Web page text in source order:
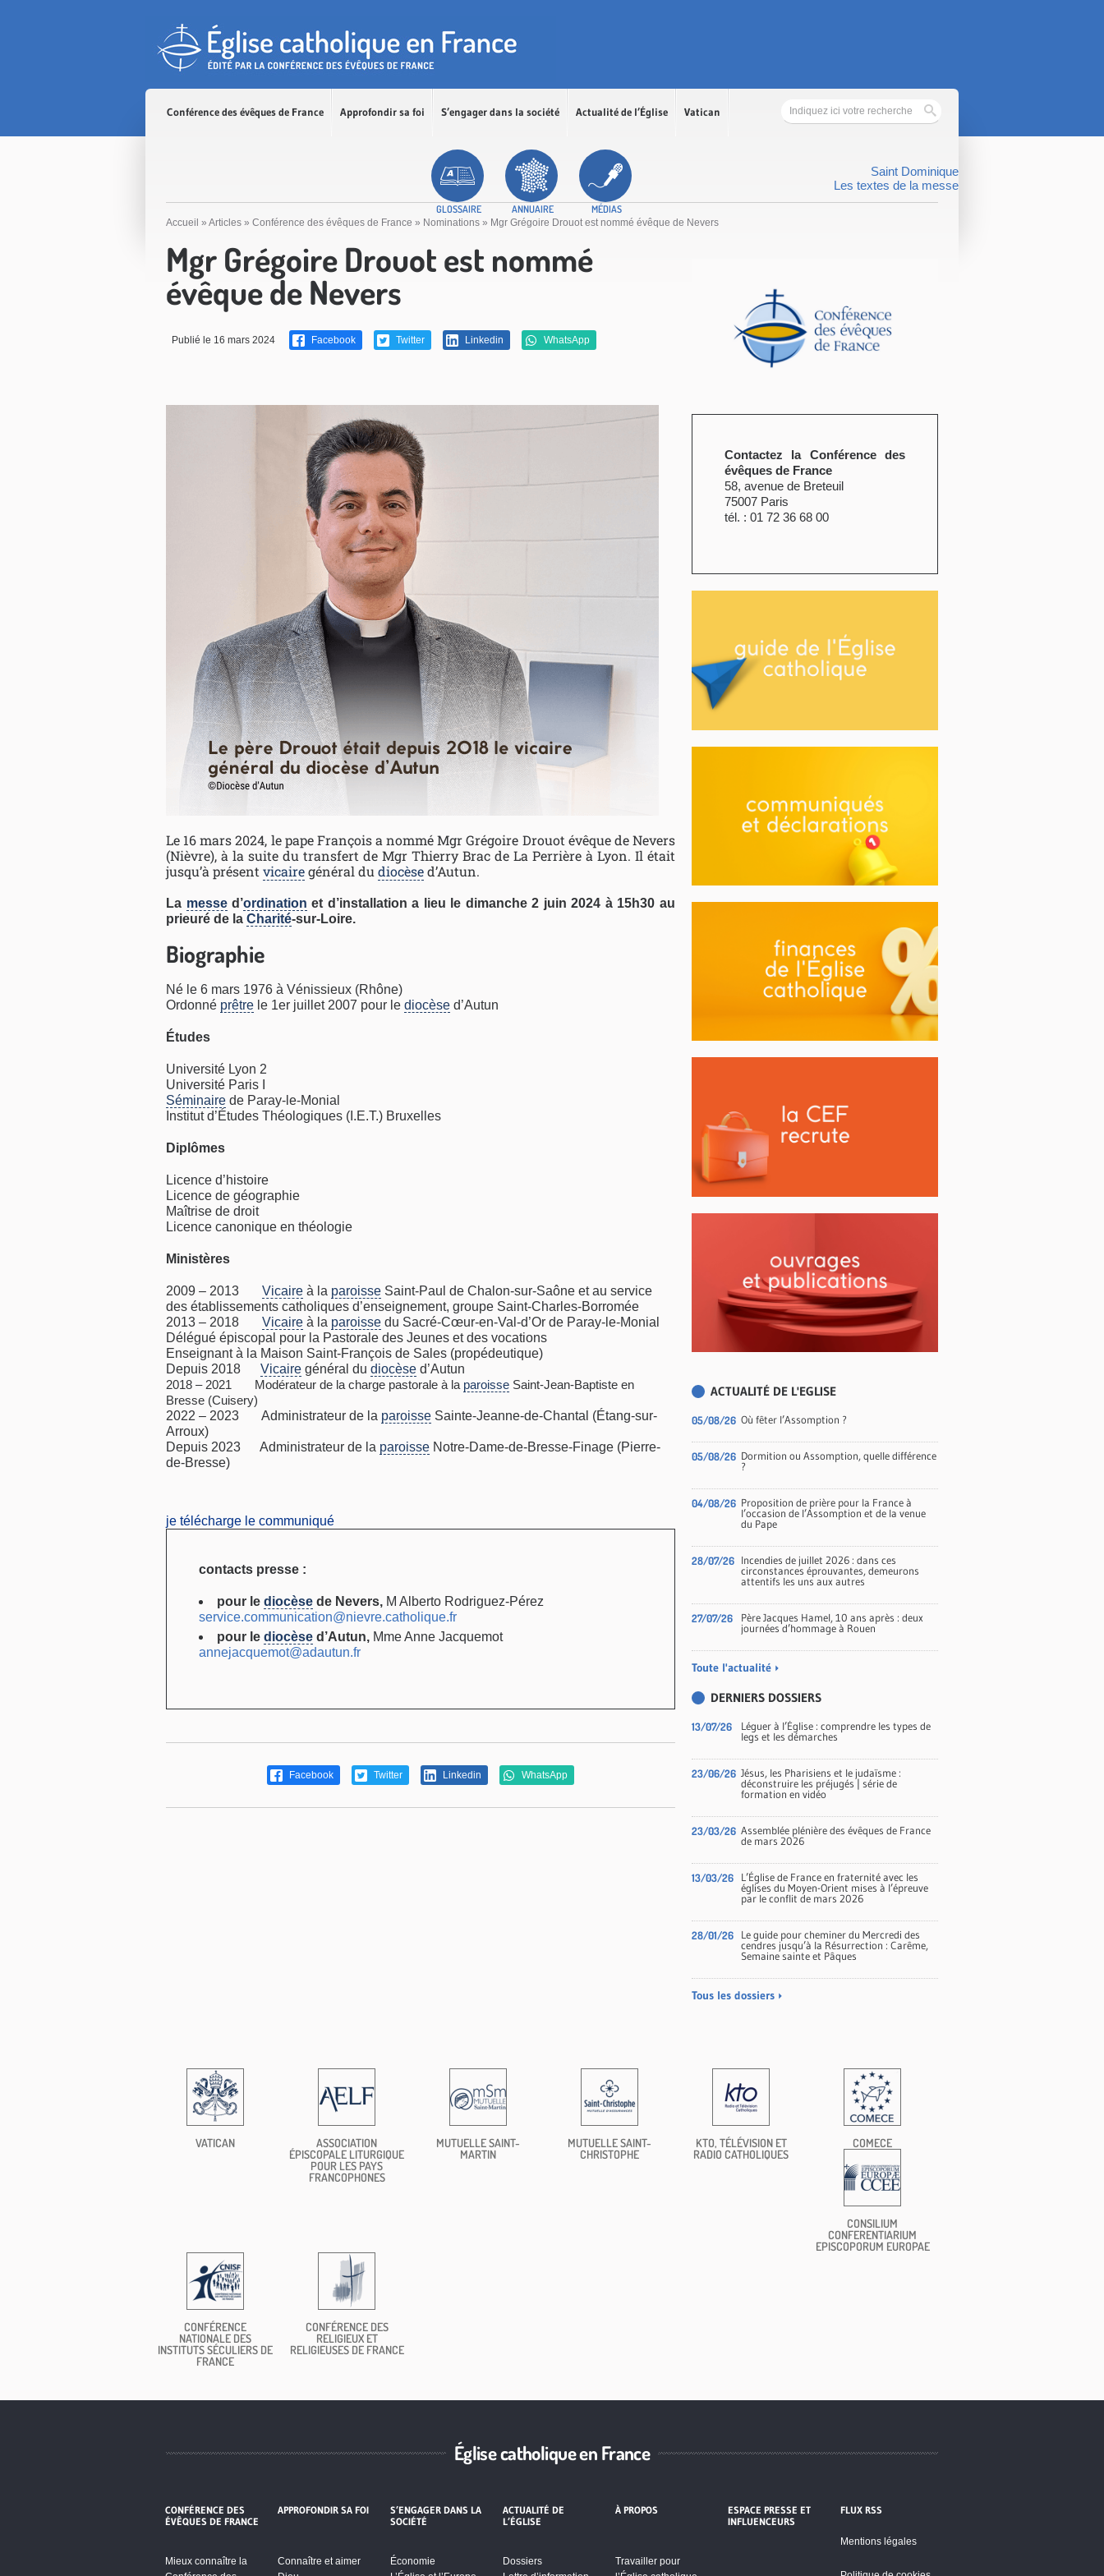
Conférence des évêques de France Approfondir sa foi S’engager dans la société Actualité de l’Église Vatican
GLOSSAIRE ANNUAIRE MÉDIAS
Saint Dominique
Les textes de la messe
Accueil » Articles » Conférence des évêques de France » Nominations » Mgr Grégoire Drouot est nommé évêque de Nevers
Mgr Grégoire Drouot est nommé
évêque de Nevers
Publié le 16 mars 2024 Facebook Twitter Linkedin WhatsApp
Le 16 mars 2024, le pape François a nommé Mgr Grégoire Drouot évêque de Nevers
(Nièvre), à la suite du transfert de Mgr Thierry Brac de La Perrière à Lyon. Il était
jusqu’à présent vicairegénéral du diocèsed’Autun.
La messed’ordination et d’installation a lieu le dimanche 2 juin 2024 à 15h30 au
prieuré de la Charité-sur-Loire.
Biographie
Né le 6 mars 1976 à Vénissieux (Rhône)
Ordonné prêtre le 1er juillet 2007 pour le diocèse d’Autun
Études
Université Lyon 2
Université Paris I
Séminaire de Paray-le-Monial
Institut d’Études Théologiques (I.E.T.) Bruxelles
Diplômes
Licence d’histoire
Licence de géographie
Maîtrise de droit
Licence canonique en théologie
Ministères
2009 – 2013 Vicaire à la paroisse Saint-Paul de Chalon-sur-Saône et au service
des établissements catholiques d’enseignement, groupe Saint-Charles-Borromée
2013 – 2018 Vicaire à la paroisse du Sacré-Cœur-en-Val-d’Or de Paray-le-Monial
Délégué épiscopal pour la Pastorale des Jeunes et des vocations
Enseignant à la Maison Saint-François de Sales (propédeutique)
Depuis 2018 Vicaire général du diocèse d’Autun
2018 – 2021 Modérateur de la charge pastorale à la paroisse Saint-Jean-Baptiste en
Bresse (Cuisery)
2022 – 2023 Administrateur de la paroisse Sainte-Jeanne-de-Chantal (Étang-sur-
Arroux)
Depuis 2023 Administrateur de la paroisse Notre-Dame-de-Bresse-Finage (Pierre-
de-Bresse)
je télécharge le communiqué
contacts presse :
pour le diocèse de Nevers, M Alberto Rodriguez-Pérez
service.communication@nievre.catholique.fr
pour le diocèse d’Autun, Mme Anne Jacquemot
annejacquemot@adautun.fr
Facebook Twitter Linkedin WhatsApp
Contactez la Conférence des
évêques de France
58, avenue de Breteuil
75007 Paris
tél. : 01 72 36 68 00
ACTUALITÉ DE L'EGLISE
05/08/26 Où fêter l’Assomption ?
05/08/26 Dormition ou Assomption, quelle différence
?
04/08/26 Proposition de prière pour la France à
l’occasion de l’Assomption et de la venue
du Pape
28/07/26 Incendies de juillet 2026 : dans ces
circonstances éprouvantes, demeurons
attentifs les uns aux autres
27/07/26
Père Jacques Hamel, 10 ans après : deux
journées d’hommage à Rouen
Toute l'actualité
DERNIERS DOSSIERS
13/07/26
Léguer à l’Église : comprendre les types de
legs et les démarches
23/06/26 Jésus, les Pharisiens et le judaïsme :
déconstruire les préjugés | série de
formation en vidéo
23/03/26 Assemblée plénière des évêques de France
de mars 2026
13/03/26
L’Église de France en fraternité avec les
églises du Moyen-Orient mises à l’épreuve
par le conflit de mars 2026
28/01/26
Le guide pour cheminer du Mercredi des
cendres jusqu’à la Résurrection : Carême,
Semaine sainte et Pâques
Tous les dossiers
VATICAN
ASSOCIATION
ÉPISCOPALE LITURGIQUE
POUR LES PAYS
FRANCOPHONES
MUTUELLE SAINT-
MARTIN
MUTUELLE SAINT-
CHRISTOPHE
KTO, TÉLÉVISION ET
RADIO CATHOLIQUES
COMECE
CONSILIUM
CONFERENTIARIUM
EPISCOPORUM EUROPAE
CONFÉRENCE
NATIONALE DES
INSTITUTS SÉCULIERS DE
FRANCE
CONFÉRENCE DES
RELIGIEUX ET
RELIGIEUSES DE FRANCE
Église catholique en France
CONFÉRENCE DES
ÉVÊQUES DE FRANCE
Mieux connaître la
APPROFONDIR SA FOI
Connaître et aimer
S’ENGAGER DANS LA
SOCIÉTÉ
Économie
ACTUALITÉ DE
L’ÉGLISE
Dossiers
À PROPOS
Travailler pour
ESPACE PRESSE ET
INFLUENCEURS
FLUX RSS
Mentions légales